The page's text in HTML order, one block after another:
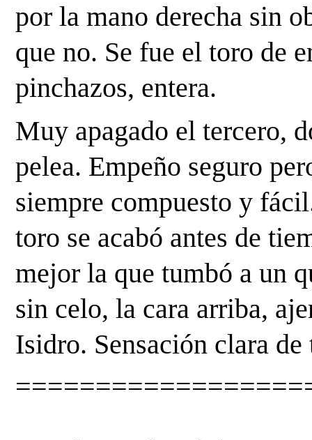
por la mano derecha sin
que no. Se fue el toro de
pinchazos, entera.
Muy apagado el tercero,
pelea. Empeño seguro
siempre compuesto y
toro se acabó antes de
mejor la que tumbó a un
sin celo, la cara arriba,
Isidro. Sensación clara